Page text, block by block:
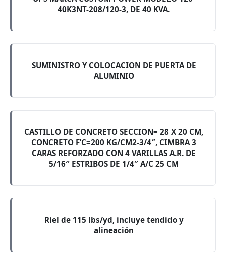
40K3NT-208/120-3, DE 40 KVA.
SUMINISTRO Y COLOCACION DE PUERTA DE
ALUMINIO
CASTILLO DE CONCRETO SECCION= 28 X 20 CM,
CONCRETO F’C=200 KG/CM2-3/4″, CIMBRA 3
CARAS REFORZADO CON 4 VARILLAS A.R. DE
5/16″ ESTRIBOS DE 1/4″ A/C 25 CM
Riel de 115 lbs/yd, incluye tendido y
alineación